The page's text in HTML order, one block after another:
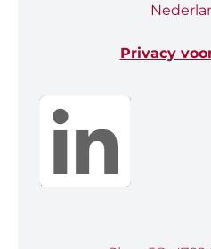
Privacy